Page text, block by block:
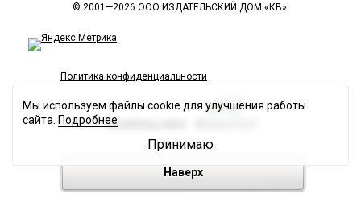
© 2001—2026 ООО ИЗДАТЕЛЬСКИЙ ДОМ «КВ».
Политика конфиденциальности
Разработка сайта
Наверх
Мы используем файлы cookie для улучшения работы
сайта. Подробнее
Принимаю